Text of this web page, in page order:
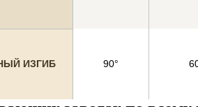
ИЗГИБ
90°